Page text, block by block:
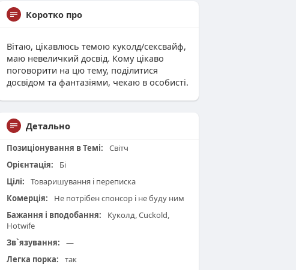
Коротко про
Вітаю, цікавлюсь темою куколд/сексвайф,
маю невеличкий досвід. Кому цікаво
поговорити на цю тему, поділитися
досвідом та фантазіями, чекаю в особисті.
Детально
Позиціонування в Темі:
Світч
Орієнтація:
Бі
Цілі:
Товаришування і переписка
Комерція:
Не потрібен спонсор і не буду ним
Бажання і вподобання:
Куколд, Cuckold,
Hotwife
Зв`язування:
—
Легка порка:
так